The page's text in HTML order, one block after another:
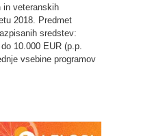
in veteranskih
2018. Predmet
sredstev:
10.000 EUR (p.p.
vsebine programov